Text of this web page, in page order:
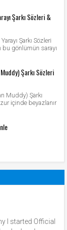
Şarkı Sözleri &
Şarkı Sözleri
gönlümün sarayı
Şarkı Sözleri
Muddy) Şarkı
içinde beyazlanır
I started Official